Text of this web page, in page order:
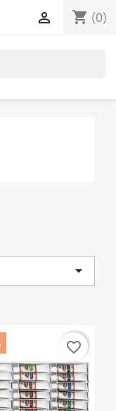
shopping_cart (0)


favorite_border